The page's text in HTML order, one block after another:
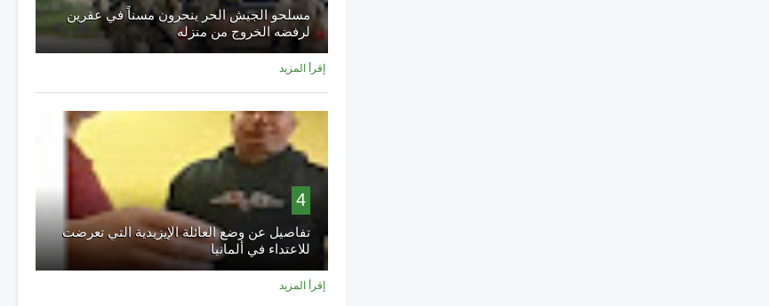
مسلحو الجيش الحر ينحرون مسناً في عفرين
لرفضه الخروج من منزله
إقرأ المزيد
4
تفاصيل عن وضع العائلة الإيزيدية التي تعرضت
للاعتداء في ألمانيا
إقرأ المزيد